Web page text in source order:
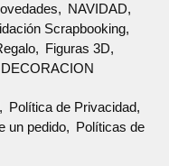
NAVIDAD
Scrapbooking
Figuras 3D
Política de Privacidad
un pedido
Políticas de